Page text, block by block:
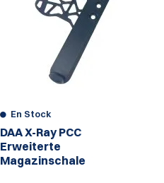
En Stock
DAA X-Ray PCC
Erweiterte
Magazinschale